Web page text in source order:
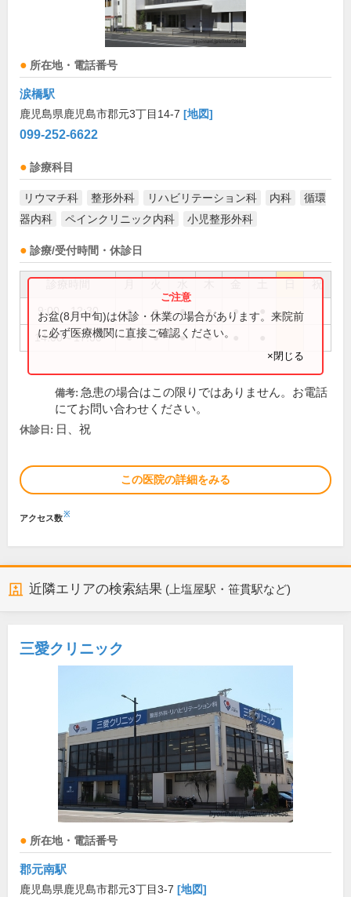
所在地・電話番号
涙橋駅
鹿児島県鹿児島市郡元3丁目14-7 [地図]
099-252-6622
診療科目
リウマチ科 整形外科 リハビリテーション科 内科
循環
器内科
ペインクリニック内科 小児整形外科
診療/受付時間・休診日
祝
9:00～12:30 ● ● ● ● ●
14:00～17:00 ● ● ● ●
お盆(8月中旬)は休診・休業の場合があります。来院前
に必ず医療機関に直接ご確認ください。
×閉じる
備考: 急患の場合はこの限りではありません。お電話
にてお問い合わせください。
休診日: 日、祝
この医院の詳細をみる
アクセス数※
近隣エリアの検索結果 (上塩屋駅・笹貫駅など)
三愛クリニック
所在地・電話番号
郡元南駅
鹿児島県鹿児島市郡元3丁目3-7 [地図]